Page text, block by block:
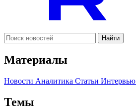
Найти
Материалы
Новости Аналитика Статьи Интервью
Темы